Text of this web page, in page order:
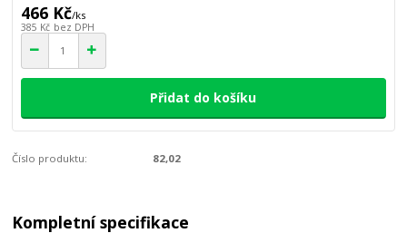
466 Kč/ks
385 Kč bez DPH
Přidat do košíku
Číslo produktu: 82,02
Kompletní specifikace